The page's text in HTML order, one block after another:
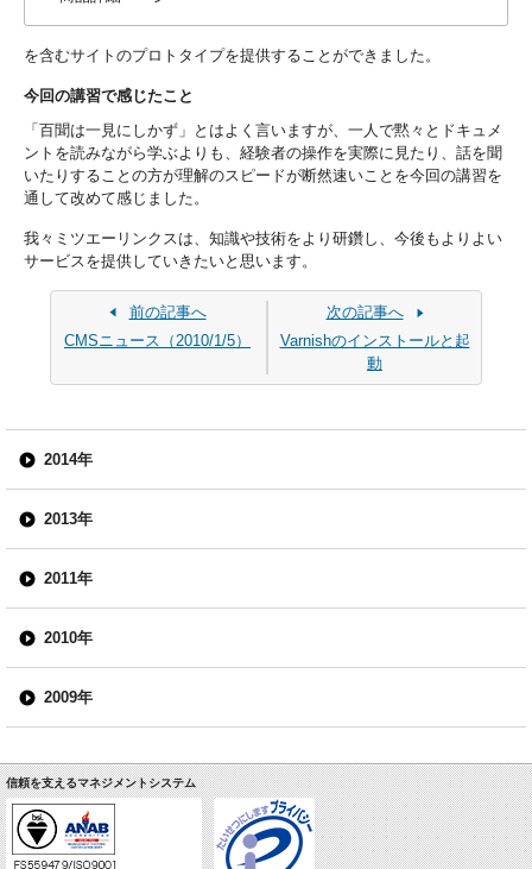
を含むサイトのプロトタイプを提供することができました。
今回の講習で感じたこと
「百聞は一見にしかず」とはよく言いますが、一人で黙々とドキュメ
ントを読みながら学ぶよりも、経験者の操作を実際に見たり、話を聞
いたりすることの方が理解のスピードが断然速いことを今回の講習を
通して改めて感じました。
我々ミツエーリンクスは、知識や技術をより研鑽し、今後もよりよい
サービスを提供していきたいと思います。
前の記事へ
CMSニュース（2010/1/5）
次の記事へ
Varnishのインストールと起
動
2014年
2013年
2011年
2010年
2009年
信頼を支えるマネジメントシステム